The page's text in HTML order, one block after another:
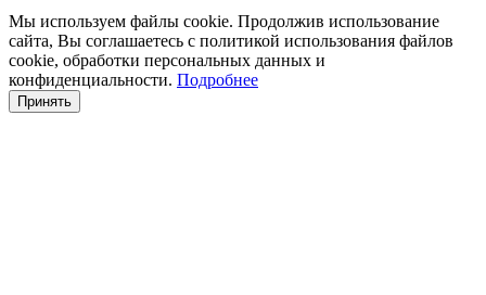
Мы используем файлы cookie. Продолжив использование
сайта, Вы соглашаетесь с политикой использования файлов
cookie, обработки персональных данных и
конфиденциальности. Подробнее
Принять